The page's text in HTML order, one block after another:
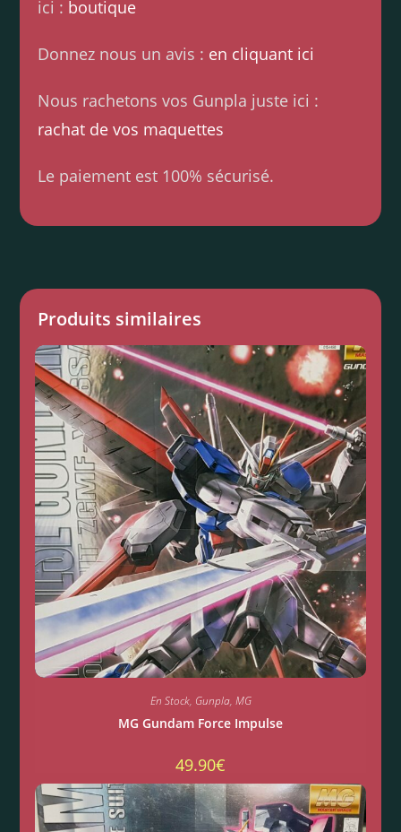
ici : boutique
Donnez nous un avis : en cliquant ici
Nous rachetons vos Gunpla juste ici :
rachat de vos maquettes
Le paiement est 100% sécurisé.
Produits similaires
En Stock, Gunpla, MG
MG Gundam Force Impulse
49.90€